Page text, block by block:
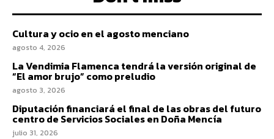
Cultura y ocio en el agosto menciano
agosto 4, 2026
La Vendimia Flamenca tendrá la versión original de
“El amor brujo” como preludio
agosto 3, 2026
Diputación financiará el final de las obras del futuro
centro de Servicios Sociales en Doña Mencía
julio 31, 2026